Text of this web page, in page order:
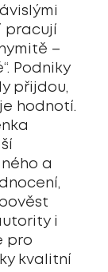
pracují
–
Podniky
přijdou,
hodnotí.
a
i
pro
kvalitní